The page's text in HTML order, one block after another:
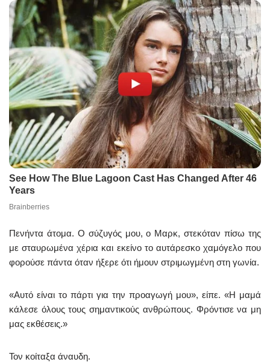
Πενήντα άτομα. Ο σύζυγός μου, ο Μαρκ, στεκόταν πίσω της
με σταυρωμένα χέρια και εκείνο το αυτάρεσκο χαμόγελο που
φορούσε πάντα όταν ήξερε ότι ήμουν στριμωγμένη στη γωνία.
«Αυτό είναι το πάρτι για την προαγωγή μου», είπε. «Η μαμά
κάλεσε όλους τους σημαντικούς ανθρώπους. Φρόντισε να μη
μας εκθέσεις.»
Τον κοίταξα άναυδη.